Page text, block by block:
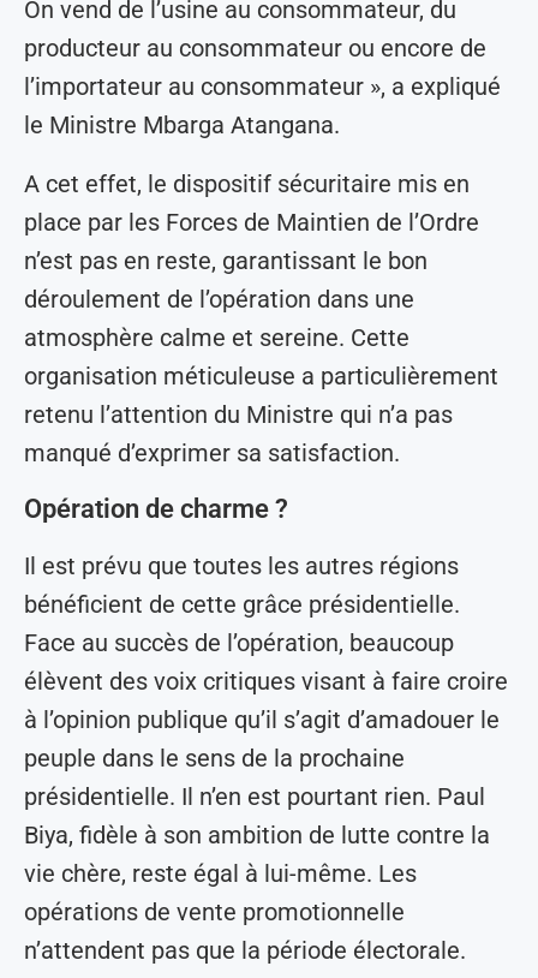
On vend de l’usine au consommateur, du
producteur au consommateur ou encore de
l’importateur au consommateur », a expliqué
le Ministre Mbarga Atangana.
A cet effet, le dispositif sécuritaire mis en
place par les Forces de Maintien de l’Ordre
n’est pas en reste, garantissant le bon
déroulement de l’opération dans une
atmosphère calme et sereine. Cette
organisation méticuleuse a particulièrement
retenu l’attention du Ministre qui n’a pas
manqué d’exprimer sa satisfaction.
Opération de charme ?
Il est prévu que toutes les autres régions
bénéficient de cette grâce présidentielle.
Face au succès de l’opération, beaucoup
élèvent des voix critiques visant à faire croire
à l’opinion publique qu’il s’agit d’amadouer le
peuple dans le sens de la prochaine
présidentielle. Il n’en est pourtant rien. Paul
Biya, fidèle à son ambition de lutte contre la
vie chère, reste égal à lui-même. Les
opérations de vente promotionnelle
n’attendent pas que la période électorale.